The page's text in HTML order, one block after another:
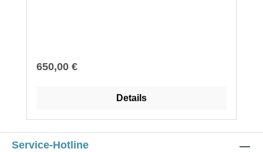
Regulärer Preis:
650,00 €
Details
Service-Hotline